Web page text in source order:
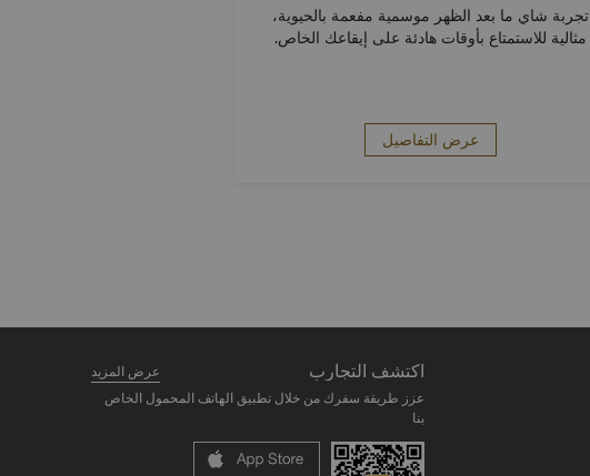
تجربة شاي ما بعد الظهر موسمية مفعمة بالحيوية،
مثالية للاستمتاع بأوقات هادئة على إيقاعك الخاص.
عرض التفاصيل
اكتشف التجارب
عرض المزيد
عزز طريقة سفرك من خلال تطبيق الهاتف المحمول الخاص
بنا